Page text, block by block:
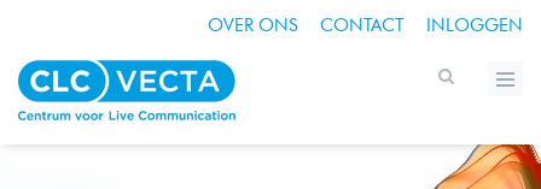
OVER ONS CONTACT INLOGGEN